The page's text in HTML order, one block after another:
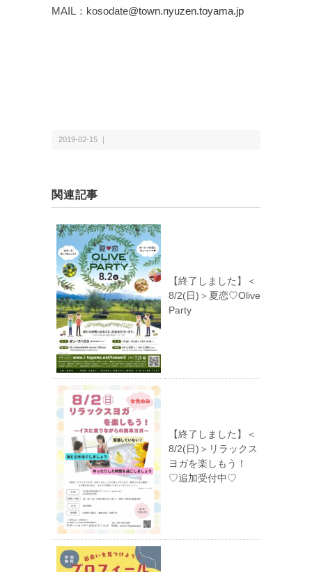
MAIL：kosodate@town.nyuzen.toyama.jp
2019-02-15 ｜
関連記事
【終了しました】＜
8/2(日)＞夏恋♡Olive
Party
【終了しました】＜
8/2(日)＞リラックス
ヨガを楽しもう！
♡追加受付中♡